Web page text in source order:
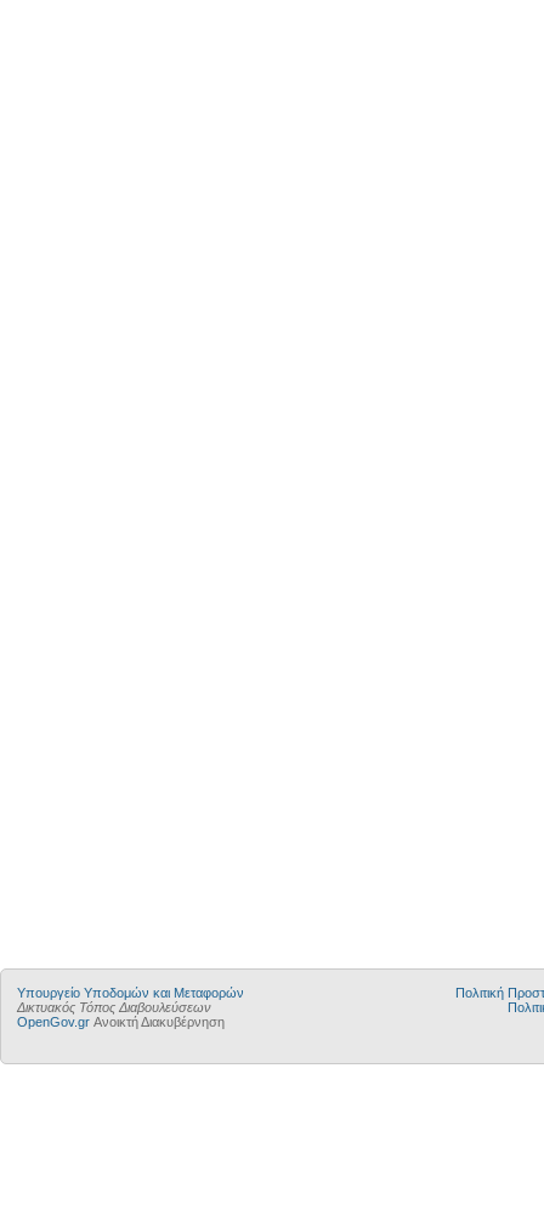
Υπουργείο Υποδομών και Μεταφορών
Δικτυακός Τόπος Διαβουλεύσεων
OpenGov.gr Ανοικτή Διακυβέρνηση
Πολιτική